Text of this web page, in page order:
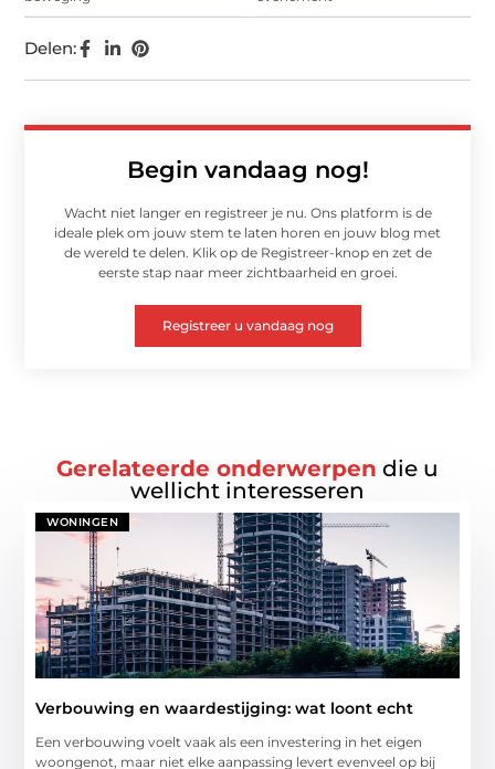
Begin vandaag nog!
Wacht niet langer en registreer je nu. Ons platform is de
ideale plek om jouw stem te laten horen en jouw blog met
de wereld te delen. Klik op de Registreer-knop en zet de
eerste stap naar meer zichtbaarheid en groei.
Registreer u vandaag nog
Delen:
Gerelateerde onderwerpen die u
wellicht interesseren
WONINGEN
Verbouwing en waardestijging: wat loont echt
Een verbouwing voelt vaak als een investering in het eigen
woongenot, maar niet elke aanpassing levert evenveel op bij